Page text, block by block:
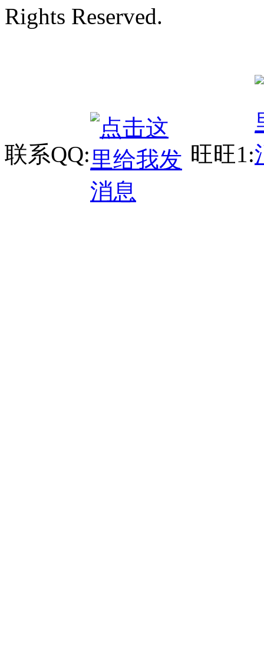
Rights Reserved.
联系QQ: 旺旺1: